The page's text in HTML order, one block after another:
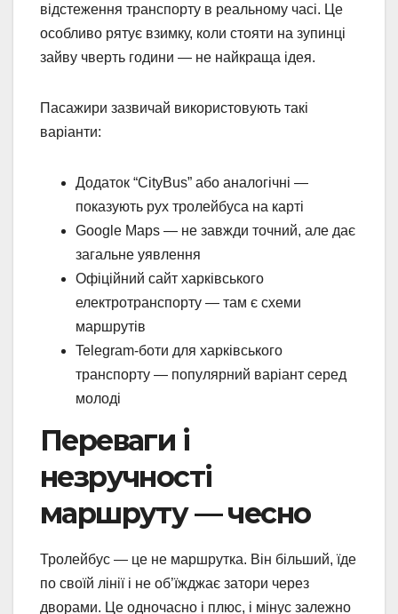
відстеження транспорту в реальному часі. Це
особливо рятує взимку, коли стояти на зупинці
зайву чверть години — не найкраща ідея.
Пасажири зазвичай використовують такі
варіанти:
Додаток “CityBus” або аналогічні —
показують рух тролейбуса на карті
Google Maps — не завжди точний, але дає
загальне уявлення
Офіційний сайт харківського
електротранспорту — там є схеми
маршрутів
Telegram-боти для харківського
транспорту — популярний варіант серед
молоді
Переваги і
незручності
маршруту — чесно
Тролейбус — це не маршрутка. Він більший, їде
по своїй лінії і не об’їжджає затори через
дворами. Це одночасно і плюс, і мінус залежно